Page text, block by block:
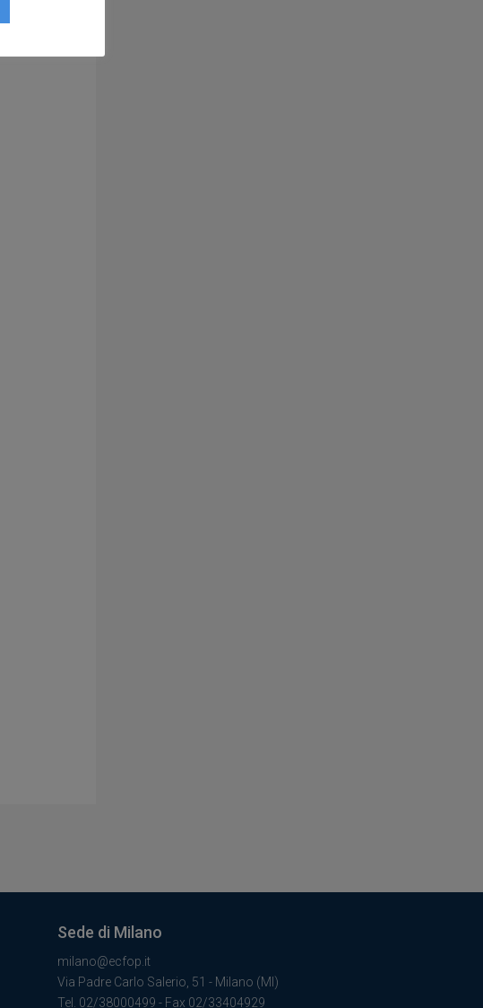
Sede di Milano
milano@ecfop.it
Via Padre Carlo Salerio, 51 - Milano (MI)
Tel. 02/38000499 - Fax 02/33404929